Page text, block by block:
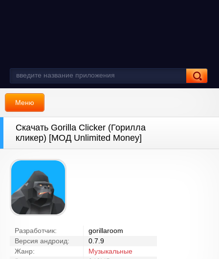
Меню
Скачать Gorilla Clicker (Горилла
кликер) [МОД Unlimited Money]
Разработчик:
gorillaroom
Версия андроид:
0.7.9
Жанр:
Музыкальные